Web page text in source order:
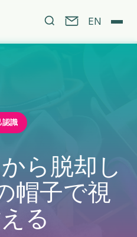
EN
認識
ら脱却し
帽子で視
る